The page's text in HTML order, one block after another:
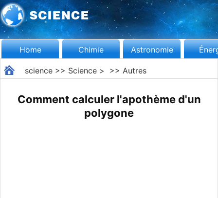
Home Chimie Astronomie
science>> Science> >> Autres
Comment calculer l'apothème d'un
polygone